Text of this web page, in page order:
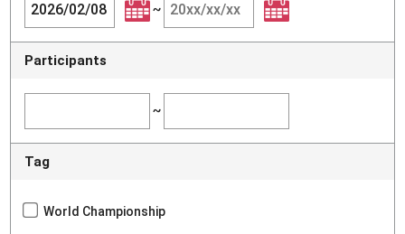
~
Participants
~
Tag
World Championship